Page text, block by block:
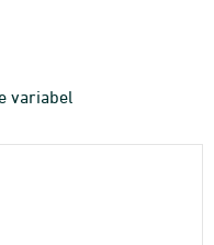
variabel